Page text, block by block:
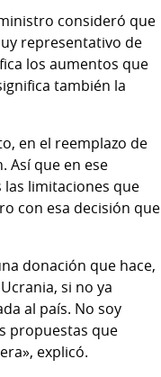
consideró que
representativo de
los aumentos que
también la
en el reemplazo de
Así que en ese
limitaciones que
con esa decisión que
donación que hace,
si no ya
al país. No soy
propuestas que
explicó.